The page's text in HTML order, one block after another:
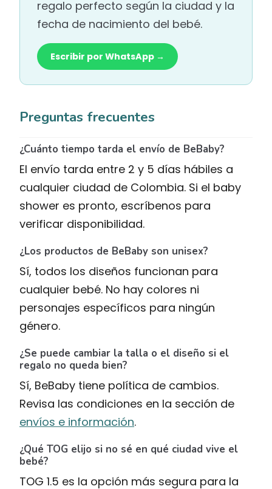
regalo perfecto según la ciudad y la
fecha de nacimiento del bebé.
Escribir por WhatsApp →
Preguntas frecuentes
¿Cuánto tiempo tarda el envío de BeBaby?
El envío tarda entre 2 y 5 días hábiles a
cualquier ciudad de Colombia. Si el baby
shower es pronto, escríbenos para
verificar disponibilidad.
¿Los productos de BeBaby son unisex?
Sí, todos los diseños funcionan para
cualquier bebé. No hay colores ni
personajes específicos para ningún
género.
¿Se puede cambiar la talla o el diseño si el
regalo no queda bien?
Sí, BeBaby tiene política de cambios.
Revisa las condiciones en la sección de
envíos e información.
¿Qué TOG elijo si no sé en qué ciudad vive el
bebé?
TOG 1.5 es la opción más segura para la